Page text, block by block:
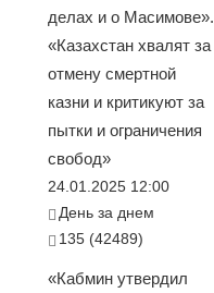
делах и о Масимове».
«Казахстан хвалят за
отмену смертной
казни и критикуют за
пытки и ограничения
свобод»
24.01.2025 12:00
День за днем
135 (42489)
«Кабмин утвердил